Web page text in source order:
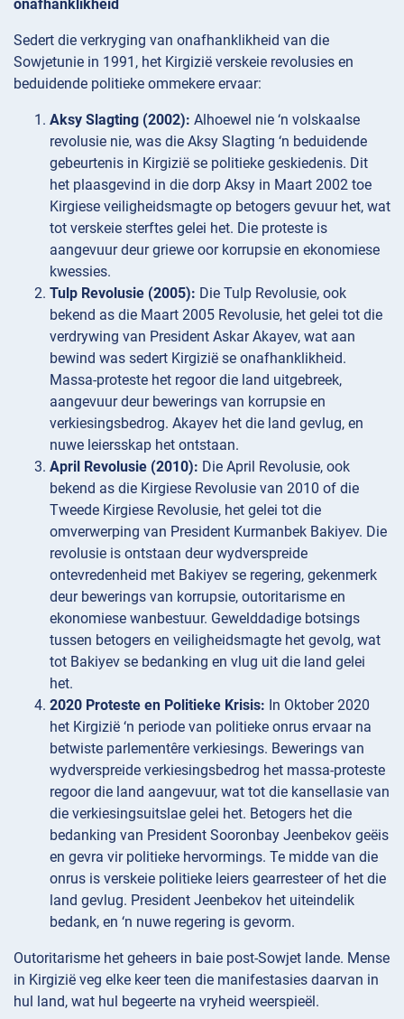
onafhanklikheid
Sedert die verkryging van onafhanklikheid van die
Sowjetunie in 1991, het Kirgizië verskeie revolusies en
beduidende politieke ommekere ervaar:
Aksy Slagting (2002): Alhoewel nie ‘n volskaalse
revolusie nie, was die Aksy Slagting ‘n beduidende
gebeurtenis in Kirgizië se politieke geskiedenis. Dit
het plaasgevind in die dorp Aksy in Maart 2002 toe
Kirgiese veiligheidsmagte op betogers gevuur het, wat
tot verskeie sterftes gelei het. Die proteste is
aangevuur deur griewe oor korrupsie en ekonomiese
kwessies.
Tulp Revolusie (2005): Die Tulp Revolusie, ook
bekend as die Maart 2005 Revolusie, het gelei tot die
verdrywing van President Askar Akayev, wat aan
bewind was sedert Kirgizië se onafhanklikheid.
Massa-proteste het regoor die land uitgebreek,
aangevuur deur bewerings van korrupsie en
verkiesingsbedrog. Akayev het die land gevlug, en
nuwe leiersskap het ontstaan.
April Revolusie (2010): Die April Revolusie, ook
bekend as die Kirgiese Revolusie van 2010 of die
Tweede Kirgiese Revolusie, het gelei tot die
omverwerping van President Kurmanbek Bakiyev. Die
revolusie is ontstaan deur wydverspreide
ontevredenheid met Bakiyev se regering, gekenmerk
deur bewerings van korrupsie, outoritarisme en
ekonomiese wanbestuur. Gewelddadige botsings
tussen betogers en veiligheidsmagte het gevolg, wat
tot Bakiyev se bedanking en vlug uit die land gelei
het.
2020 Proteste en Politieke Krisis: In Oktober 2020
het Kirgizië ‘n periode van politieke onrus ervaar na
betwiste parlementêre verkiesings. Bewerings van
wydverspreide verkiesingsbedrog het massa-proteste
regoor die land aangevuur, wat tot die kansellasie van
die verkiesingsuitslae gelei het. Betogers het die
bedanking van President Sooronbay Jeenbekov geëis
en gevra vir politieke hervormings. Te midde van die
onrus is verskeie politieke leiers gearresteer of het die
land gevlug. President Jeenbekov het uiteindelik
bedank, en ‘n nuwe regering is gevorm.
Outoritarisme het geheers in baie post-Sowjet lande. Mense
in Kirgizië veg elke keer teen die manifestasies daarvan in
hul land, wat hul begeerte na vryheid weerspieël.